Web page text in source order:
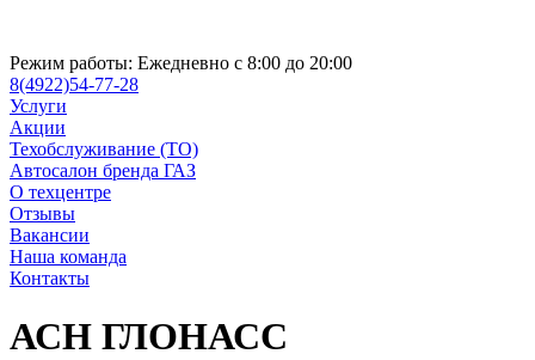
Режим работы: Ежедневно с 8:00 до 20:00
8(4922)54-77-28
Услуги
Акции
Техобслуживание (ТО)
Автосалон бренда ГАЗ
О техцентре
Отзывы
Вакансии
Наша команда
Контакты
АСН ГЛОНАСС